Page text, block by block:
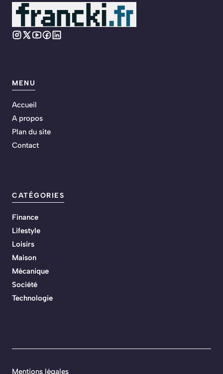
MENU
Accueil
A propos
Plan du site
Contact
CATÉGORIES
Finance
Lifestyle
Loisirs
Maison
Mécanique
Société
Technologie
Mentions légales